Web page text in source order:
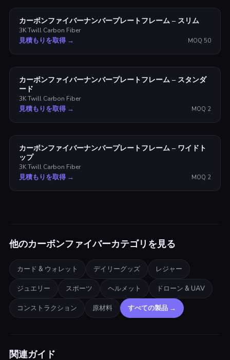
カーボンファイバーナンバープレートフレーム – スリム
3K Twill Carbon Fiber
見積もりを取得→ MOQ 50
カーボンファイバーナンバープレートフレーム – スタンダ
ード
3K Twill Carbon Fiber
見積もりを取得→ MOQ 2
カーボンファイバーナンバープレートフレーム – ワイドト
ップ
3K Twill Carbon Fiber
見積もりを取得→ MOQ 2
他のカーボンファイバーカテゴリを見る
カード & ウォレット デイリーグッズ レジャー
ジュエリー スポーツ ヘルメット ドローン & UAV
コンストラクション 原材料 すべての製品→
関連ガイド